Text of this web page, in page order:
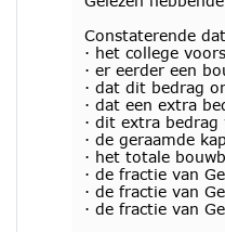
Constaterende
· het college
· er eerder een
· dat dit bedrag
· dat een extra
· dit extra
· de geraamde
· het totale
· de fractie van
· de fractie van
· de fractie van